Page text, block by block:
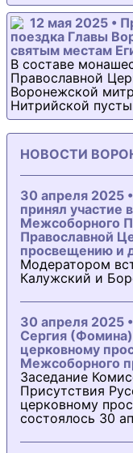
12 мая 2025 •
поездка Главы
святым местам
В составе
Православной
Воронежской
Нитрийской
НОВОСТИ
30 апреля 2025
принял участие
Межсоборного
Православной
просвещению и
Модератором
Калужский и
30 апреля 2025
Сергия
церковному
Межсоборного
Заседание
Присутствия
церковному
состоялось 30